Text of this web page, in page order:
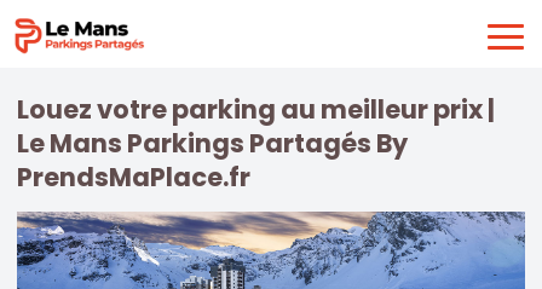
Louez votre parking au meilleur prix |
Le Mans Parkings Partagés By
PrendsMaPlace.fr